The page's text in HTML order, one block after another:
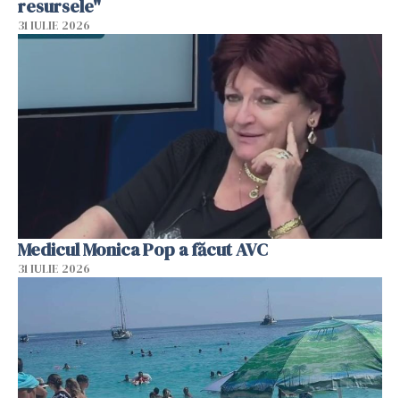
resursele"
31 IULIE 2026
Medicul Monica Pop a făcut AVC
31 IULIE 2026